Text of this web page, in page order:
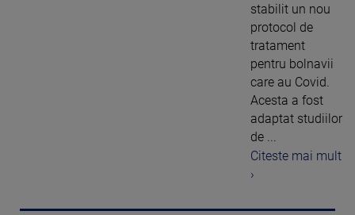
stabilit un nou
protocol de
tratament
pentru bolnavii
care au Covid.
Acesta a fost
adaptat studiilor
de ...
Citeste mai mult
›